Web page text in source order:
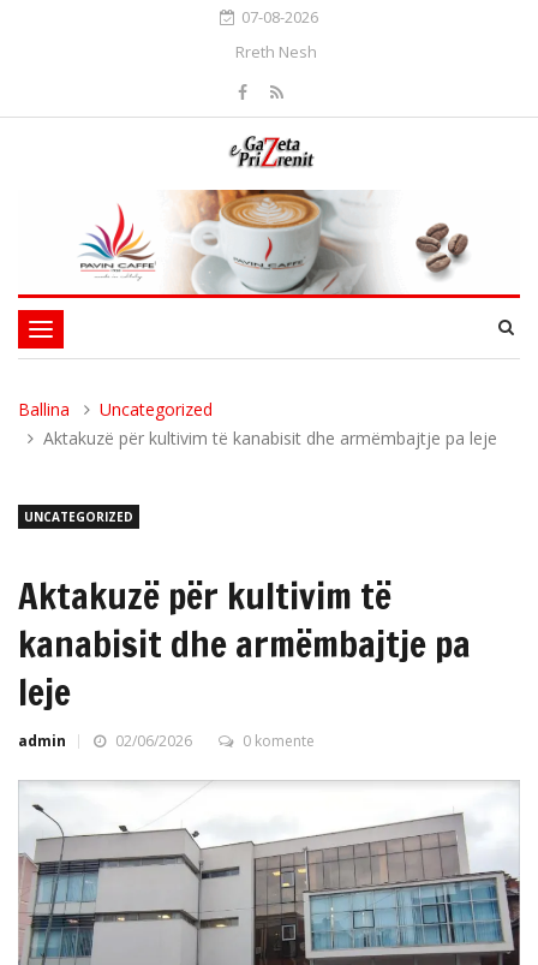
07-08-2026
Rreth Nesh
Toggle
navigation
Ballina
Uncategorized
Aktakuzë për kultivim të kanabisit dhe armëmbajtje pa leje
UNCATEGORIZED
Aktakuzë për kultivim të
kanabisit dhe armëmbajtje pa
leje
admin 02/06/2026 0 komente